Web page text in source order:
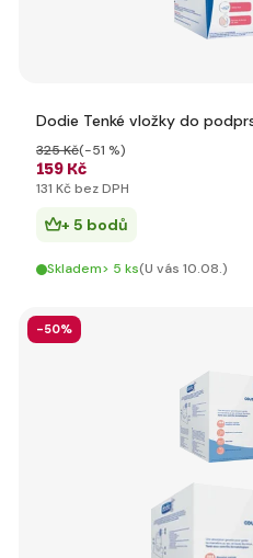
Dodie Tenké vložky do
159 Kč
325 Kč(-51 %)
131 Kč bez DPH
+ 5 bodů
Skladem> 5 ks(U vás 10.08.)
-50%